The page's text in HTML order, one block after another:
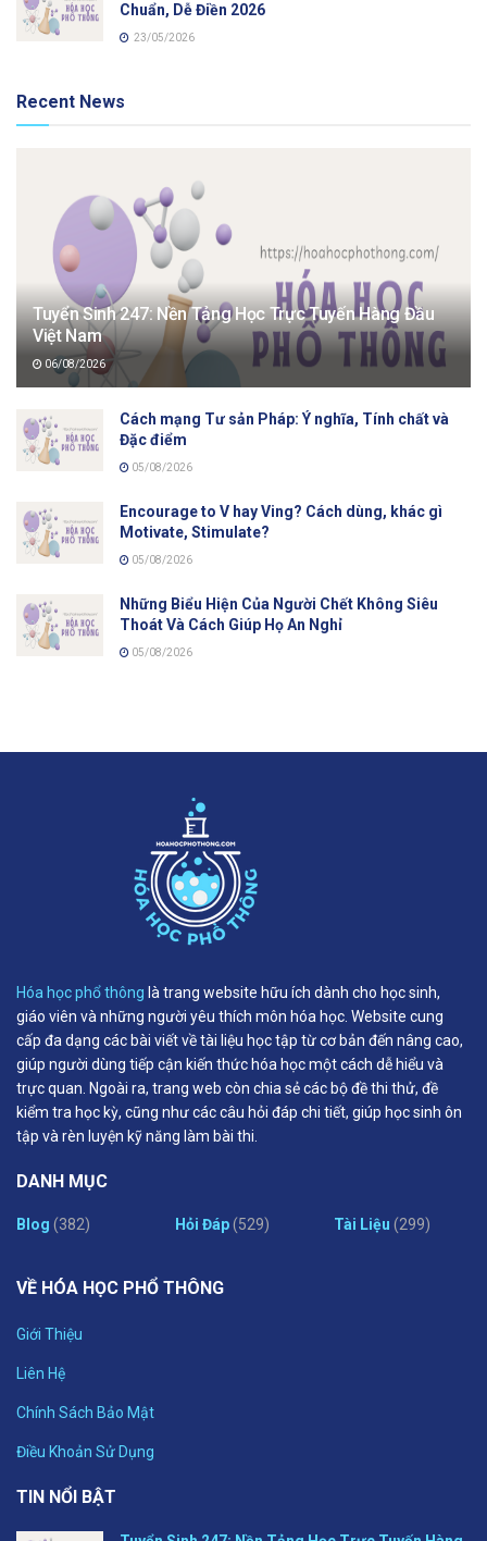
Chuẩn, Dễ Điền 2026
23/05/2026
Recent News
Tuyển Sinh 247: Nền Tảng Học Trực Tuyến Hàng Đầu
Việt Nam
06/08/2026
Cách mạng Tư sản Pháp: Ý nghĩa, Tính chất và
Đặc điểm
05/08/2026
Encourage to V hay Ving? Cách dùng, khác gì
Motivate, Stimulate?
05/08/2026
Những Biểu Hiện Của Người Chết Không Siêu
Thoát Và Cách Giúp Họ An Nghỉ
05/08/2026
Hóa học phổ thông là trang website hữu ích dành cho học sinh,
giáo viên và những người yêu thích môn hóa học. Website cung
cấp đa dạng các bài viết về tài liệu học tập từ cơ bản đến nâng cao,
giúp người dùng tiếp cận kiến thức hóa học một cách dễ hiểu và
trực quan. Ngoài ra, trang web còn chia sẻ các bộ đề thi thử, đề
kiểm tra học kỳ, cũng như các câu hỏi đáp chi tiết, giúp học sinh ôn
tập và rèn luyện kỹ năng làm bài thi.
DANH MỤC
Blog (382) Hỏi Đáp(529) Tài Liệu (299)
VỀ HÓA HỌC PHỔ THÔNG
Giới Thiệu
Liên Hệ
Chính Sách Bảo Mật
Điều Khoản Sử Dụng
TIN NỔI BẬT